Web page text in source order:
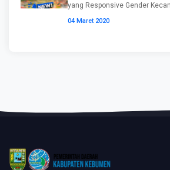
yang Responsive Gender
04 Maret 2020